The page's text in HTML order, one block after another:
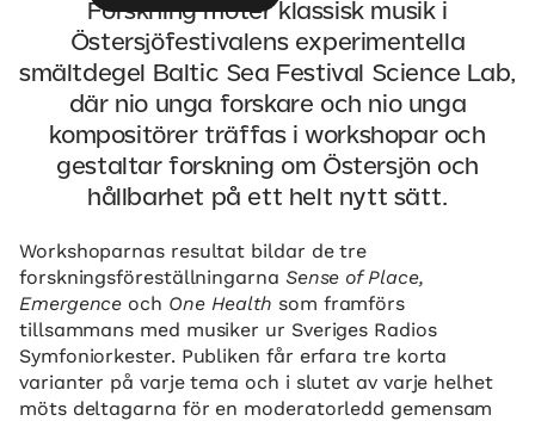
Forskning möter klassisk musik i
Östersjöfestivalens experimentella
smältdegel Baltic Sea Festival Science Lab,
där nio unga forskare och nio unga
kompositörer träffas i workshopar och
gestaltar forskning om Östersjön och
hållbarhet på ett helt nytt sätt.
Workshoparnas resultat bildar de tre
forskningsföreställningarna Sense of Place,
Emergence och One Health som framförs
tillsammans med musiker ur Sveriges Radios
Symfoniorkester. Publiken får erfara tre korta
varianter på varje tema och i slutet av varje helhet
möts deltagarna för en moderatorledd gemensam